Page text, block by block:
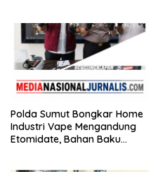
Polda Sumut Bongkar Home
Industri Vape Mengandung
Etomidate, Bahan Baku